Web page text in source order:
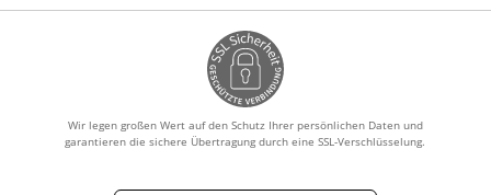
Wir legen großen Wert auf den Schutz Ihrer persönlichen Daten und
garantieren die sichere Übertragung durch eine SSL-Verschlüsselung.